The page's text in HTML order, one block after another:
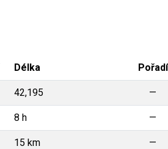
Délka Pořadí
42,195 —
8 h —
15 km —